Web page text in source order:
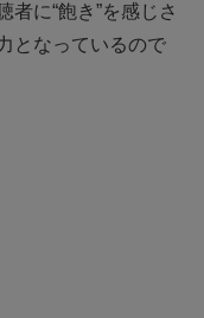
に“飽き”を感じさ
となっているので